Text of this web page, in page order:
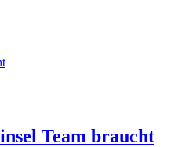
Team braucht